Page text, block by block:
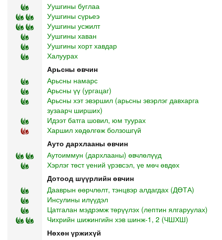
Уушгины буглаа
Уушгины сүрьеэ
Уушгины усжилт
Уушгины хаван
Уушгины хорт хавдар
Халуурах
Арьсны өвчин
Арьсны намарс
Арьсны үү (ургацаг)
Арьсны хэт эвэршил (арьсны эвэрлэг давхарга
зузаарч ширших)
Идээт батга шовил, юм туурах
Харшил хөдөлгөж болзошгүй
Ауто дархлааны өвчин
Аутоиммун (дархлааны) өвчлөлүүд
Хэрлэг төст үений үрэвсэл, үе мөч өвдөх
Дотоод шүүрлийн өвчин
Дааврын өөрчлөлт, тэнцвэр алдагдах (ДӨТА)
Инсулины илүүдэл
Цатгалан мэдрэмж төрүүлэх (лептин ялгаруулах)
Чихрийн шижингийн хэв шинж-1, 2 (ЧШХШ)
Нөхөн үржихүй